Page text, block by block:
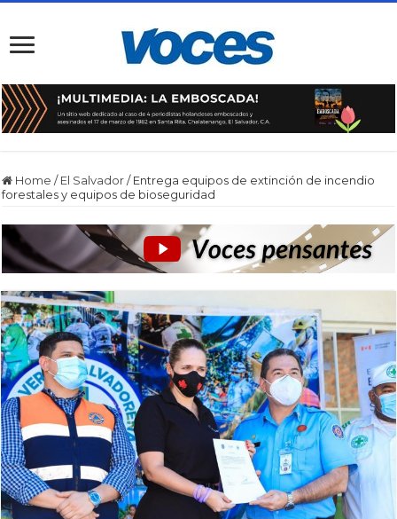
Home / El Salvador / Entrega equipos de extinción de incendio
forestales y equipos de bioseguridad